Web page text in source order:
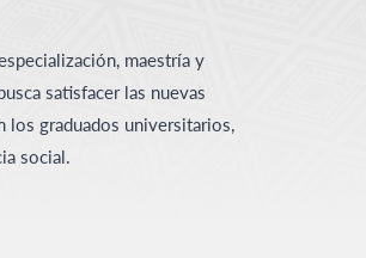
maestría y
satisfacer las nuevas
los graduados universitarios,
social.